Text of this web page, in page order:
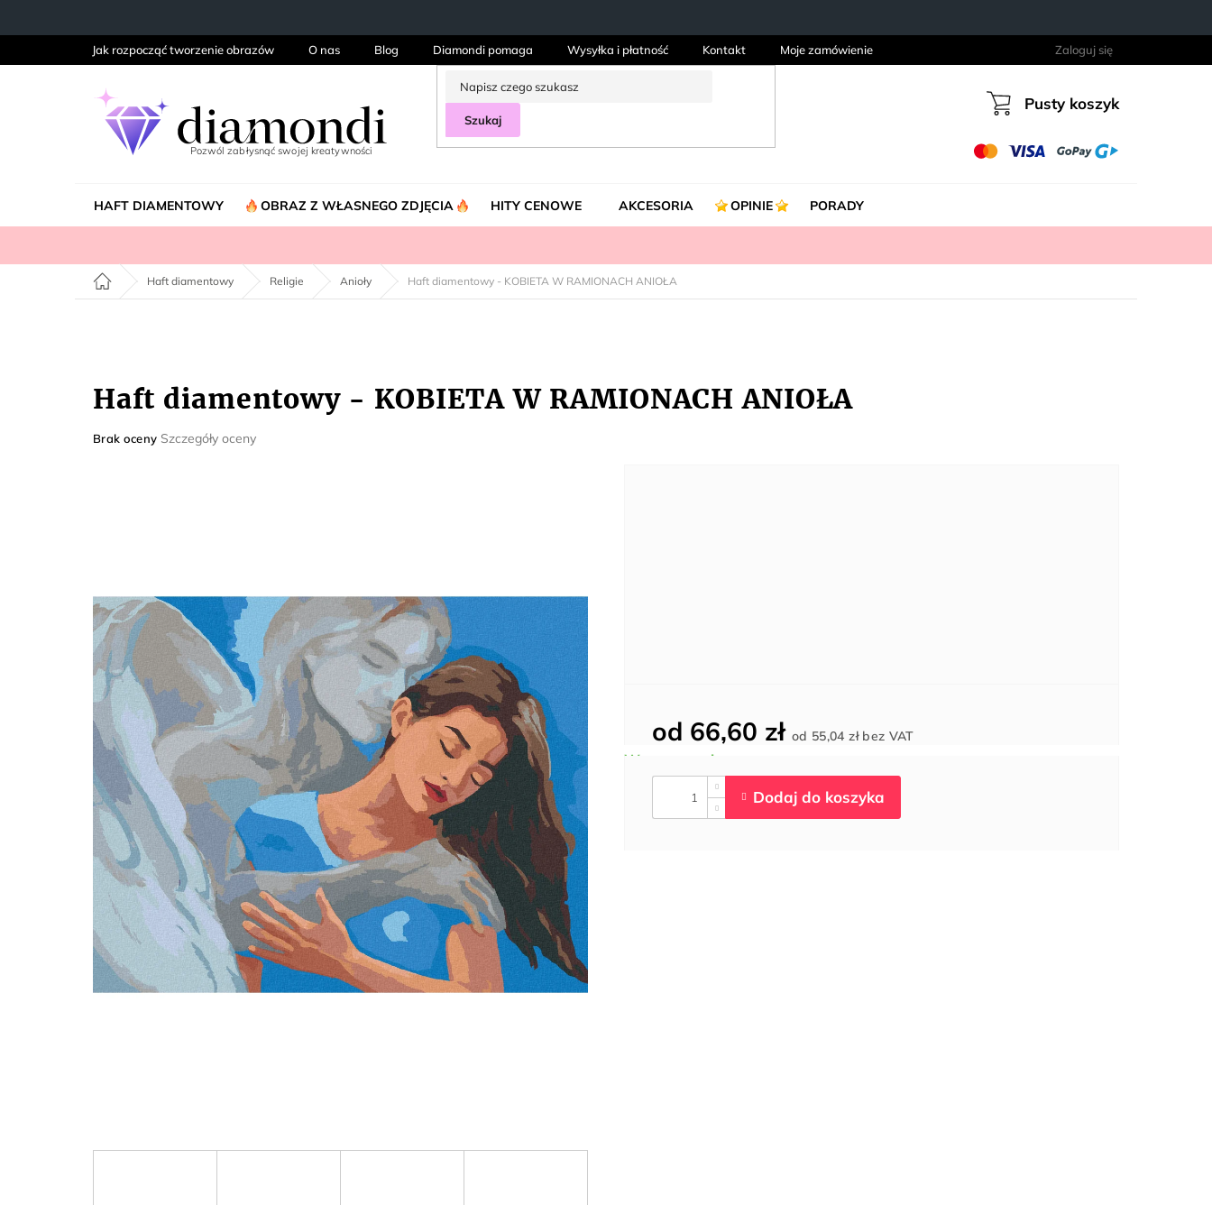
Jak rozpocząć tworzenie obrazów O nas Blog Diamondi pomaga Wysyłka i płatność Kontakt Moje zamówienie Zaloguj się
Szukaj Koszyk
Pusty koszyk
HAFT DIAMENTOWY OBRAZ Z WŁASNEGO ZDJĘCIA HITY CENOWE AKCESORIA OPINIE PORADY
Home Haft diamentowy Religie Anioły Haft diamentowy - KOBIETA W RAMIONACH ANIOŁA
Haft diamentowy - KOBIETA W RAMIONACH ANIOŁA
Średnia
Brak oceny Szczegóły oceny
od 66,60 zł od 55,04 złbez VAT